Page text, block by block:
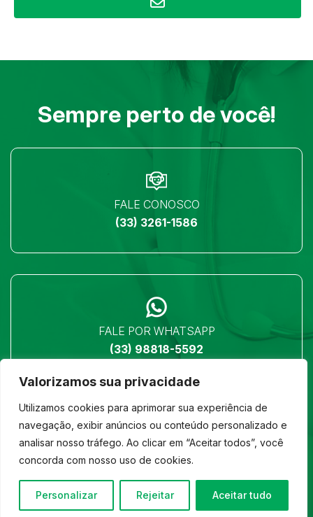
Valorizamos sua privacidade
Utilizamos cookies para aprimorar sua experiência de
navegação, exibir anúncios ou conteúdo personalizado e
analisar nosso tráfego. Ao clicar em “Aceitar todos”, você
concorda com nosso uso de cookies.
Personalizar Rejeitar Aceitar tudo
Sempre perto de você!
FALE CONOSCO
(33) 3261-1586
FALE POR WHATSAPP
(33) 98818-5592
LOCALIZAÇÃO